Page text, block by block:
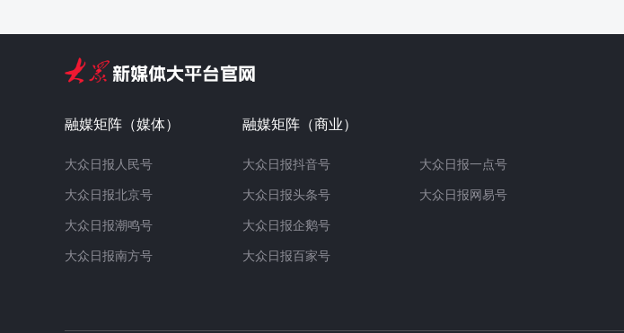
融媒矩阵（媒体）
大众日报人民号
大众日报北京号
大众日报潮鸣号
大众日报南方号
融媒矩阵（商业）
大众日报抖音号
大众日报头条号
大众日报企鹅号
大众日报百家号
大众日报一点号
大众日报网易号